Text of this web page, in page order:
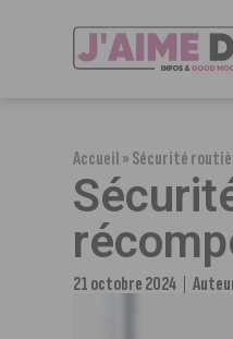
Accueil»Sécurité
21 octobre 2024